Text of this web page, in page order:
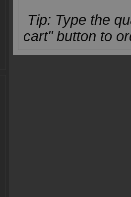
Tip: Type the
cart" button to